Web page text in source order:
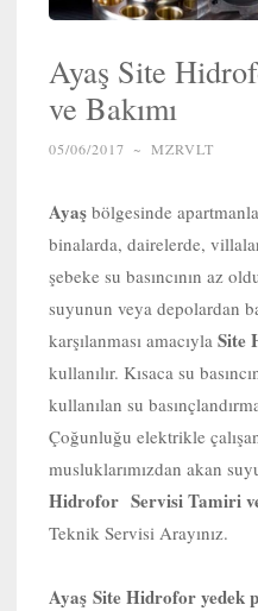
Ayaş Site
ve Bakımı
05/06/2017 ~ MZRVLT
Ayaş bölgesinde
binalarda, dairelerde,
şebeke su basıncının az
suyunun veya depolardan
karşılanması amacıyla Site
kullanılır. Kısaca su
kullanılan su
Çoğunluğu elektrikle
musluklarımızdan akan
Hidrofor Servisi Tamiri ve
Teknik Servisi Arayınız.
Ayaş Site Hidrofor yedek